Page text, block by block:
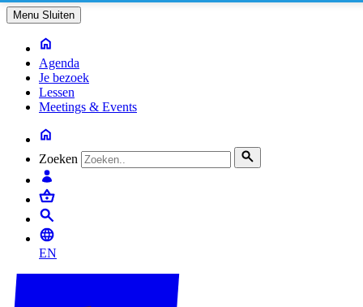
Menu Sluiten
Agenda
Je bezoek
Lessen
Meetings & Events
Zoeken
EN